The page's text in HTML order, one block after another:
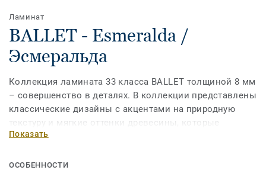
Ламинат
BALLET - Esmeralda /
Эсмеральда
Коллекция ламината 33 класса BALLET толщиной 8 мм
– совершенство в деталях. В коллекции представлены
классические дизайны с акцентами на природную
текстуру и мягкие оттенки древесины, которые
создадут в вашем доме комфортную и тёплую
технология тиснения в регистре придаёт планкам
Показать
ОСОБЕННОСТИ